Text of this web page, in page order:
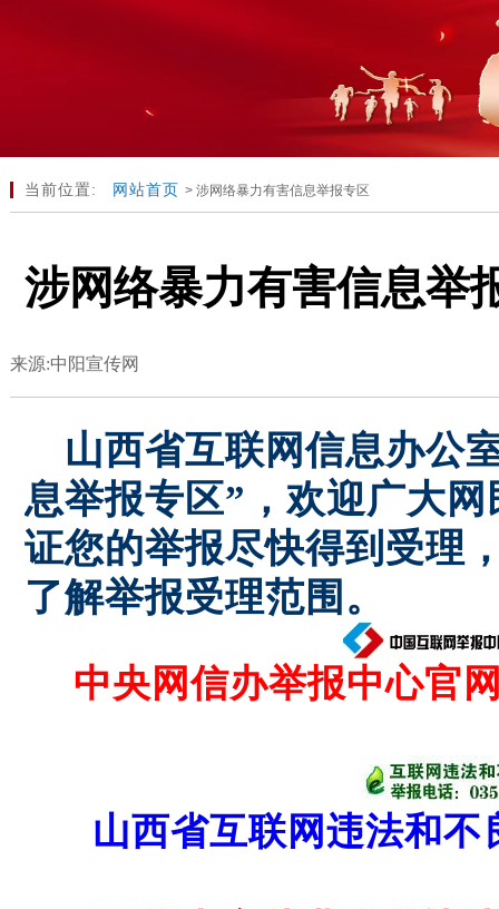
当前位置: 网站首页 > 涉网络暴力有害信息举报专区
涉网络暴力有害信息举
来源:中阳宣传网
山西省互联网信息办公
息举报专区”，欢迎广大
证您的举报尽快得到受理
了解举报受理范围。
中央网信办举报中心官
山西省互联网违法和